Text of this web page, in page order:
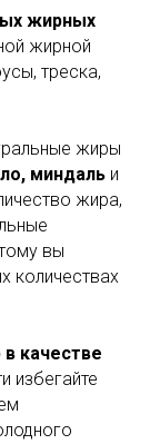
жирных
жирной
треска,
жиры
миндаль и
жира,
вы
количествах
качестве
избегайте